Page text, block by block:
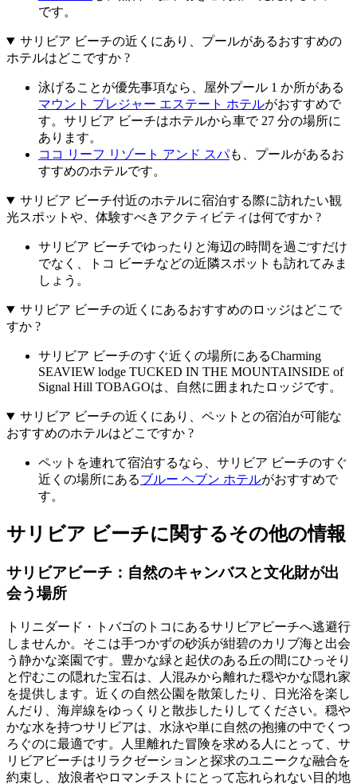
です。
サリビア ビーチの近くにあり、プールがあるおすすめの
ホテルはどこですか ?
泳げることが優先事項なら、屋外プール 1 か所がある
マウント プレジャー エステート ホテルがおすすめで
す。サリビア ビーチはホテルから車で 27 分の場所に
あります。
ココ リーフ リゾート アンド スパも、プールがあるお
すすめのホテルです。
サリビア ビーチ付近のホテルに宿泊する際に訪れたい観
光スポットや、体験すべきアクティビティは何ですか ?
サリビア ビーチでゆったりと海辺の時間を過ごすだけ
でなく、トコ ビーチなどの近隣スポットも訪れてみま
しょう。
サリビア ビーチの近くにあるおすすめのロッジはどこで
すか ?
サリビア ビーチのすぐ近くの場所にあるCharming
SEAVIEW lodge TUCKED IN THE MOUNTAINSIDE of
Signal Hill TOBAGOは、自然に囲まれたロッジです。
サリビア ビーチの近くにあり、ペットとの宿泊が可能な
おすすめのホテルはどこですか ?
ペットを連れて宿泊するなら、サリビア ビーチのすぐ
近くの場所にあるブルー ヘブン ホテルがおすすめで
す。
サリビア ビーチに関するその他の情報
サリビアビーチ：自然のキャンバスと文化財が出
会う場所
トリニダード・トバゴのトコにあるサリビアビーチへ逃避行
しませんか。そこは手つかずの砂浜が紺碧のカリブ海と出会
う静かな楽園です。豊かな緑と起伏のある丘の間にひっそり
と佇むこの隠れた宝石は、人混みから離れた穏やかな隠れ家
を提供します。近くの自然公園を散策したり、日光浴を楽し
んだり、海岸線をゆっくりと散歩したりしてください。穏や
かな水を持つサリビアは、水泳や単に自然の抱擁の中でくつ
ろぐのに最適です。人里離れた冒険を求める人にとって、サ
リビアビーチはリラクゼーションと探求のユニークな融合を
約束し、放浪者やロマンチストにとって忘れられない目的地